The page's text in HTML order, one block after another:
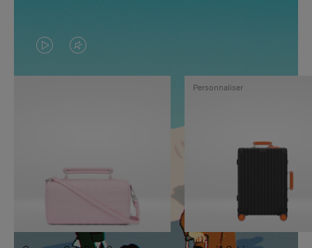
LA
VIDÉO
PAUSE,
APPUYEZ
SUR
LE
SON
DÉSACTIVÉ.
VEUILLEZ
Personnaliser